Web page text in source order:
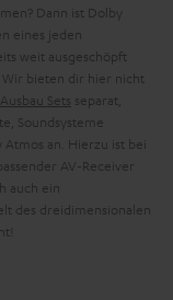
Dann ist Dolby
eines jeden
weit ausgeschöpft
Wir bieten dir hier nicht
Ausbau Sets separat,
Soundsysteme
Atmos an. Hierzu ist bei
AV-Receiver
auch ein
des dreidimensionalen